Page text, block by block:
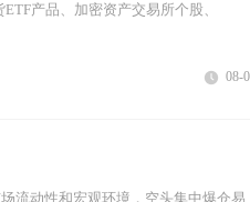
产品、加密资产交易所个股、
08-
流动性和宏观环境，空头集中爆仓易